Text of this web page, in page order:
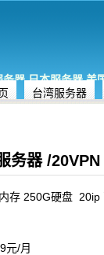
器,日本服务器,
台湾服务器
务器 /20VPN
存 250G硬盘 20ip
元/月